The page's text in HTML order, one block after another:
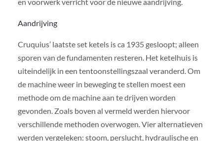
Aandrijving
Cruquius’ laatste set ketels is ca 1935 gesloopt; alleen
sporen van de fundamenten resteren. Het ketelhuis is
uiteindelijk in een tentoonstellingszaal veranderd. Om
de machine weer in beweging te stellen moest een
methode om de machine aan te drijven worden
gevonden. Zoals boven al vermeld werden hiervoor
verschillende methoden overwogen. Vier alternatieven
werden vergeleken: stoom, perslucht, hydraulische en